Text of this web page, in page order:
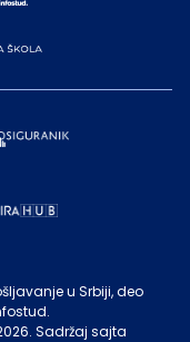
u Srbiji, deo
. Sadržaj sajta